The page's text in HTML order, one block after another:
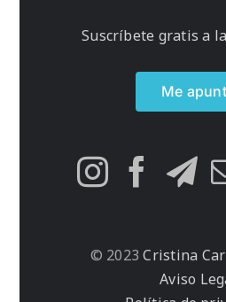
Suscríbete gratis a la
Me
© 2023 Cristina
Aviso